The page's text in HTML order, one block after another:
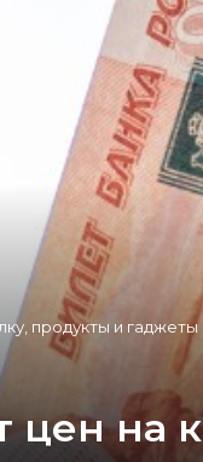
продукты и гаджеты
на